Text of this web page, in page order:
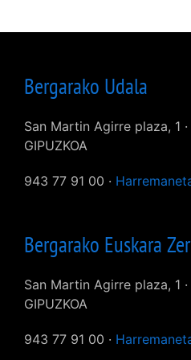
Bergarako Udala
San Martin Agirre plaza, 1 ·
GIPUZKOA
943 77 91 00 ·
Bergarako Euskara
San Martin Agirre plaza, 1 ·
GIPUZKOA
943 77 91 00 ·